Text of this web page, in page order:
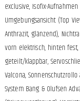
exclusive, Isofix-
Umgebungsansicht (Top
Anthrazit, glänzend),
vorn elektrisch, hinten
geteilt/klappbar,
Valcona,
System Bang & Olufsen